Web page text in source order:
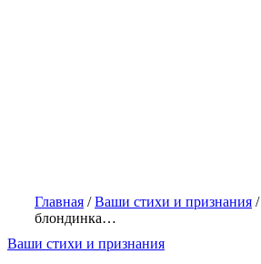
Главная /Ваши стихи и признания /
блондинка…
Ваши стихи и признания